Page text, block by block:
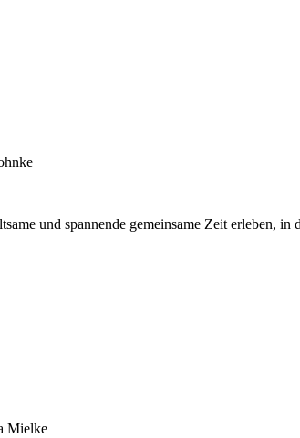
und spannende gemeinsame Zeit erleben, in
Mielke